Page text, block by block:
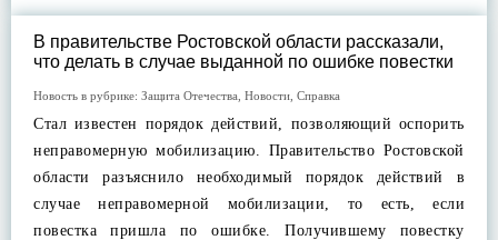
В правительстве Ростовской области рассказали,
что делать в случае выданной по ошибке повестки
Новость в рубрике: Защита Отечества Новости Справка
Стал известен порядок действий, позволяющий оспорить
неправомерную мобилизацию. Правительство Ростовской
области разъяснило необходимый порядок действий в
случае неправомерной мобилизации, то есть, если
повестка пришла по ошибке. Получившему повестку